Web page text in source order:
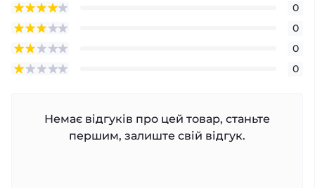
0
0
0
0
Немає відгуків про цей товар, станьте
першим, залиште свій відгук.